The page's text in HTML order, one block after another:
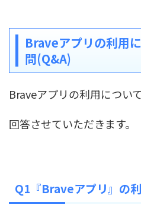
Braveアプリの利用
問(Q&A)
Braveアプリの利用につい
回答させていただきます。
Q1『Braveアプリ』の